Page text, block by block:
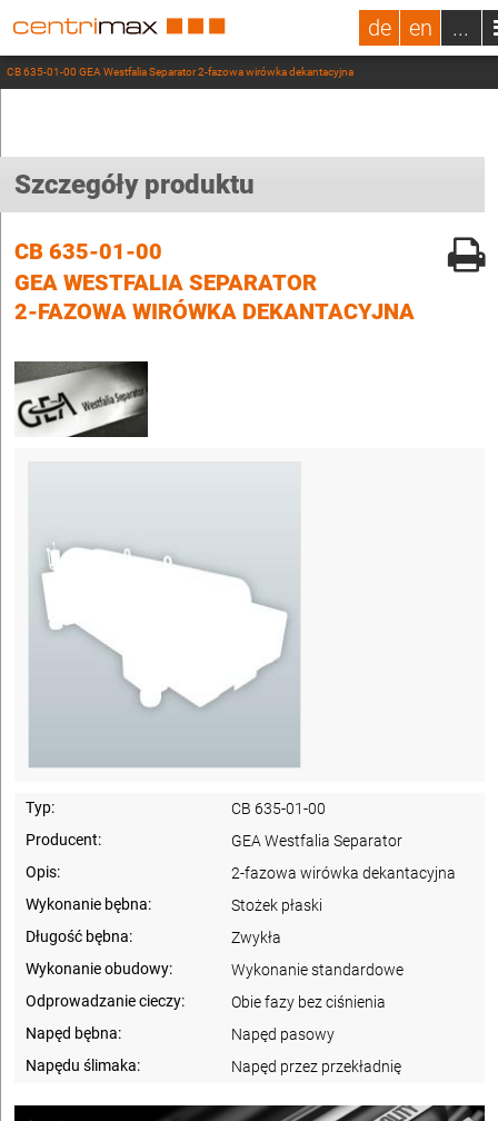
de en ...
CB 635-01-00 GEA Westfalia Separator 2-fazowa wirówka dekantacyjna
Szczegóły produktu
CB 635-01-00
GEA WESTFALIA SEPARATOR
2-FAZOWA WIRÓWKA DEKANTACYJNA
Typ:
CB 635-01-00
Producent:
GEA Westfalia Separator
Opis:
2-fazowa wirówka dekantacyjna
Wykonanie bębna:
Stożek płaski
Długość bębna:
Zwykła
Wykonanie obudowy:
Wykonanie standardowe
Odprowadzanie cieczy:
Obie fazy bez ciśnienia
Napęd bębna:
Napęd pasowy
Napędu ślimaka:
Napęd przez przekładnię